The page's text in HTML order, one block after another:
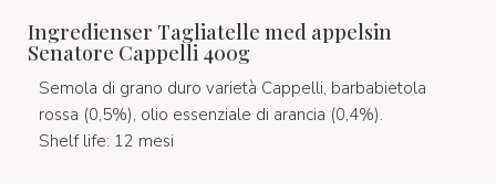
Ingredienser Tagliatelle med appelsin
Senatore Cappelli 400g
Semola di grano duro varietà Cappelli, barbabietola
rossa (0,5%), olio essenziale di arancia (0,4%).
Shelf life: 12 mesi